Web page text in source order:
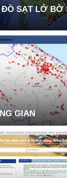
SẠT LỞ BỜ
GIAN